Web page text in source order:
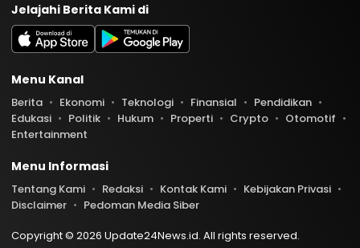
Jelajahi Berita Kami di
Menu Kanal
Berita Ekonomi Teknologi Finansial
Pendidikan
Edukasi
Politik Hukum Properti Crypto
Otomotif
Entertainment
Menu Informasi
Tentang Kami Redaksi Kontak Kami
Kebijakan Privasi
Disclaimer
Pedoman Media Siber
Copyright © 2026 Update24News.id. All rights reserved.